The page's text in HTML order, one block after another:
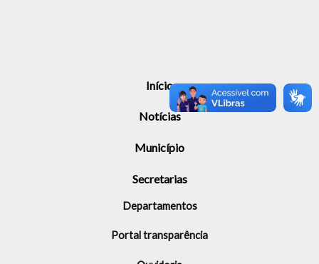
Início
Notícias
Município
Secretarias
Departamentos
Portal transparência